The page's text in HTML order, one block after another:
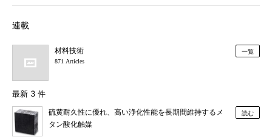
連載
材料技術
871 Articles
一覧
最新 3 件
硫黄耐久性に優れ、高い浄化性能を長期間維持するメ
タン酸化触媒
読む